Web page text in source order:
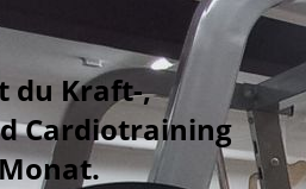
du Kraft-,
Cardiotraining